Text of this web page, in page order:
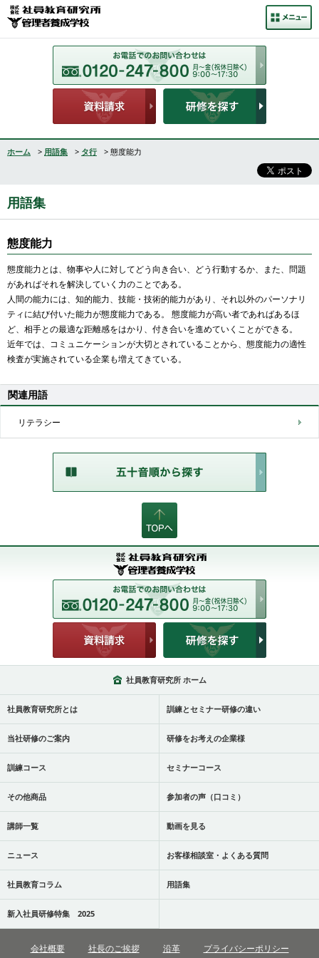
ホーム > 用語集 > タ行 > 態度能力
用語集
態度能力
態度能力とは、物事や人に対してどう向き合い、どう行動するか、また、問題
があればそれを解決していく力のことである。
人間の能力には、知的能力、技能・技術的能力があり、それ以外のパーソナリ
ティに結び付いた能力が態度能力である。 態度能力が高い者であればあるほ
ど、相手との最適な距離感をはかり、付き合いを進めていくことができる。
近年では、コミュニケーションが大切とされていることから、態度能力の適性
検査が実施されている企業も増えてきている。
関連用語
リテラシー
社員教育研究所 ホーム
社員教育研究所とは 訓練とセミナー研修の違い
当社研修のご案内 研修をお考えの企業様
訓練コース セミナーコース
その他商品 参加者の声（口コミ）
講師一覧 動画を見る
ニュース お客様相談室・よくある質問
社員教育コラム 用語集
新入社員研修特集 2025
会社概要 社長のご挨拶 沿革 プライバシーポリシー